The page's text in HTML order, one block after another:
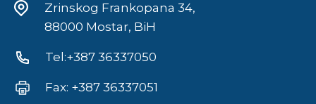
Zrinskog Frankopana 34,
88000 Mostar, BiH
Tel:+387 36337050
Fax: +387 36337051